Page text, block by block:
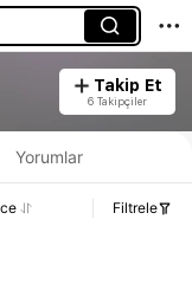
Takip Et
6 Takipçiler
Yorumlar
Filtrele